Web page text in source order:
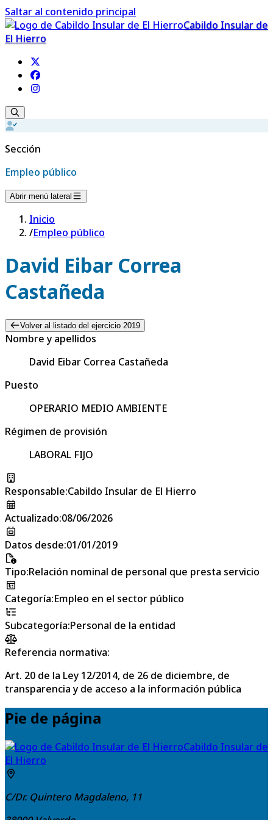
Saltar al contenido principal
Cabildo Insular de
El Hierro
Sección
Empleo público
Abrir menú lateral
Inicio
/Empleo público
David Eibar Correa
Castañeda
Volver al listado del ejercicio 2019
Nombre y apellidos
David Eibar Correa Castañeda
Puesto
OPERARIO MEDIO AMBIENTE
Régimen de provisión
LABORAL FIJO
Responsable:Cabildo Insular de El Hierro
Actualizado:08/06/2026
Datos desde:01/01/2019
Tipo:Relación nominal de personal que presta servicio
Categoría:Empleo en el sector público
Subcategoría:Personal de la entidad
Referencia normativa:
Art. 20 de la Ley 12/2014, de 26 de diciembre, de
transparencia y de acceso a la información pública
Pie de página
Cabildo Insular de
El Hierro
C/Dr. Quintero Magdaleno, 11